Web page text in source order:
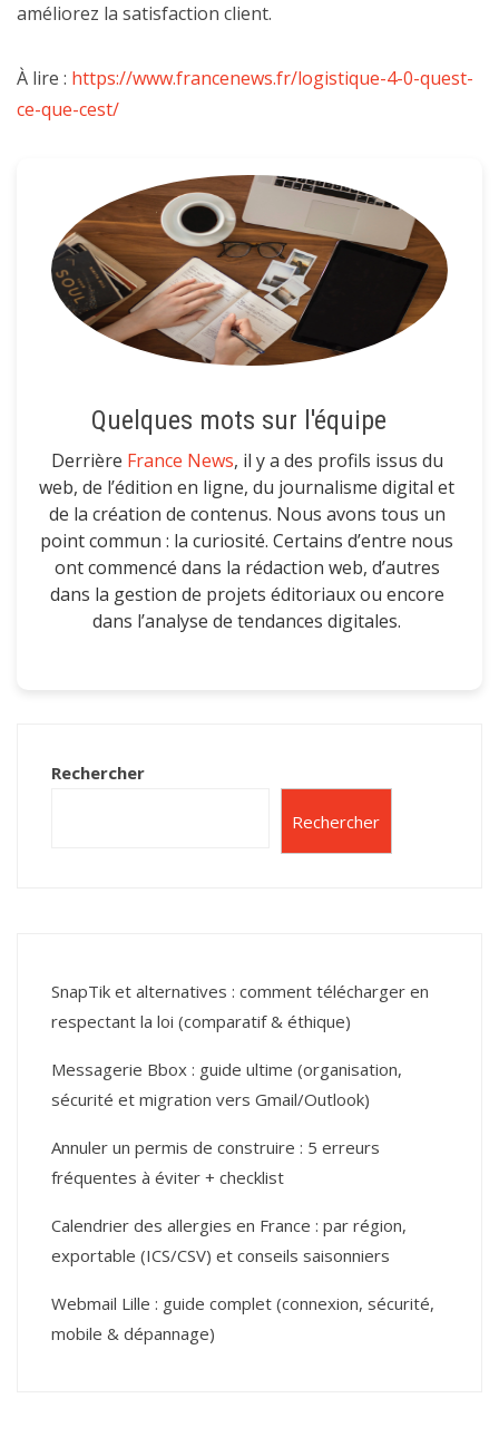
améliorez la satisfaction client.
À lire : https://www.francenews.fr/logistique-4-0-quest-
ce-que-cest/
Quelques mots sur l'équipe
Derrière France News, il y a des profils issus du
web, de l’édition en ligne, du journalisme digital et
de la création de contenus. Nous avons tous un
point commun : la curiosité. Certains d’entre nous
ont commencé dans la rédaction web, d’autres
dans la gestion de projets éditoriaux ou encore
dans l’analyse de tendances digitales.
Rechercher
Rechercher
SnapTik et alternatives : comment télécharger en
respectant la loi (comparatif & éthique)
Messagerie Bbox : guide ultime (organisation,
sécurité et migration vers Gmail/Outlook)
Annuler un permis de construire : 5 erreurs
fréquentes à éviter + checklist
Calendrier des allergies en France : par région,
exportable (ICS/CSV) et conseils saisonniers
Webmail Lille : guide complet (connexion, sécurité,
mobile & dépannage)